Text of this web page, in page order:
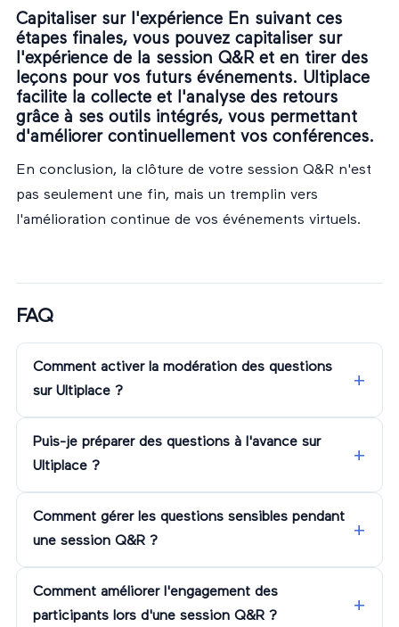
Capitaliser sur l'expérience En suivant ces
étapes finales, vous pouvez capitaliser sur
l'expérience de la session Q&R et en tirer des
leçons pour vos futurs événements. Ultiplace
facilite la collecte et l'analyse des retours
grâce à ses outils intégrés, vous permettant
d'améliorer continuellement vos conférences.
En conclusion, la clôture de votre session Q&R n'est
pas seulement une fin, mais un tremplin vers
l'amélioration continue de vos événements virtuels.
FAQ
Comment activer la modération des questions
sur Ultiplace ?
Puis-je préparer des questions à l'avance sur
Ultiplace ?
Comment gérer les questions sensibles pendant
une session Q&R ?
Comment améliorer l'engagement des
participants lors d'une session Q&R ?